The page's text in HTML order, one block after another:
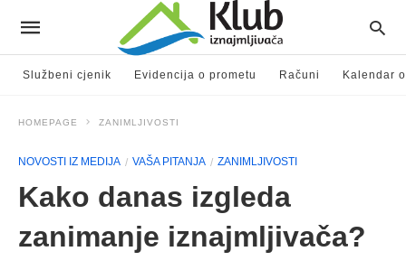
Službeni cjenik Evidencija o prometu Računi Kalendar
HOMEPAGE ZANIMLJIVOSTI
NOVOSTI IZ MEDIJA VAŠA PITANJA ZANIMLJIVOSTI
Kako danas izgleda
zanimanje iznajmljivača?